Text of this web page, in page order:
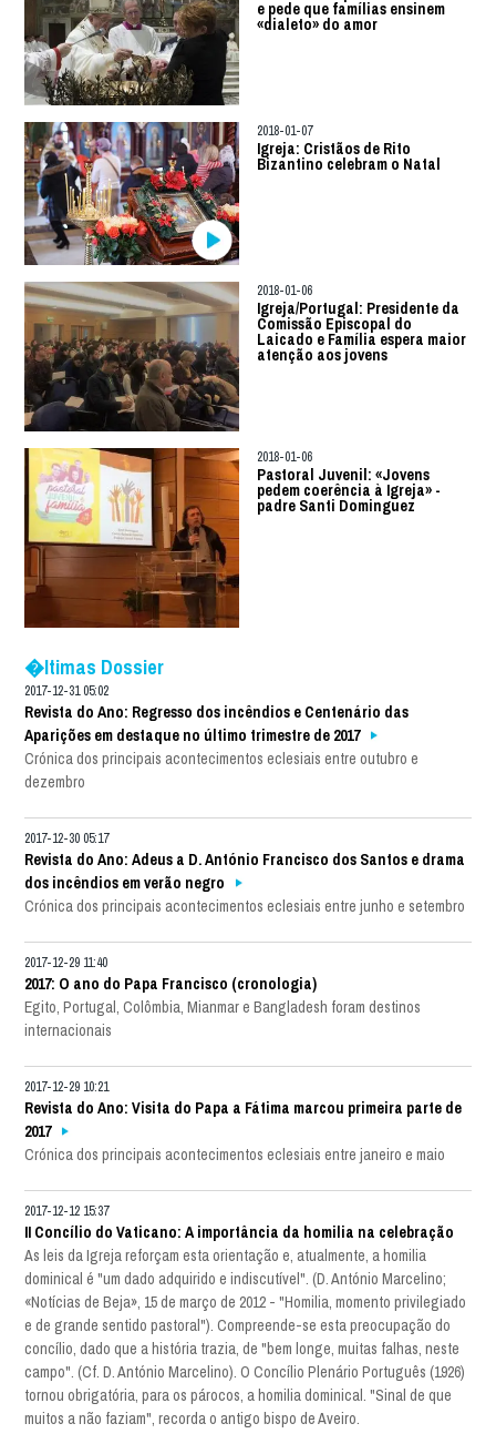
e pede que famílias ensinem
«dialeto» do amor
2018-01-07
Igreja: Cristãos de Rito
Bizantino celebram o Natal
2018-01-06
Igreja/Portugal: Presidente da
Comissão Episcopal do
Laicado e Família espera maior
atenção aos jovens
2018-01-06
Pastoral Juvenil: «Jovens
pedem coerência à Igreja» -
padre Santi Dominguez
�ltimas Dossier
2017-12-31 05:02
Revista do Ano: Regresso dos incêndios e Centenário das
Aparições em destaque no último trimestre de 2017
Crónica dos principais acontecimentos eclesiais entre outubro e
dezembro
2017-12-30 05:17
Revista do Ano: Adeus a D. António Francisco dos Santos e drama
dos incêndios em verão negro
Crónica dos principais acontecimentos eclesiais entre junho e setembro
2017-12-29 11:40
2017: O ano do Papa Francisco (cronologia)
Egito, Portugal, Colômbia, Mianmar e Bangladesh foram destinos
internacionais
2017-12-29 10:21
Revista do Ano: Visita do Papa a Fátima marcou primeira parte de
2017
Crónica dos principais acontecimentos eclesiais entre janeiro e maio
2017-12-12 15:37
II Concílio do Vaticano: A importância da homilia na celebração
As leis da Igreja reforçam esta orientação e, atualmente, a homilia
dominical é "um dado adquirido e indiscutível". (D. António Marcelino;
«Notícias de Beja», 15 de março de 2012 - "Homilia, momento privilegiado
e de grande sentido pastoral"). Compreende-se esta preocupação do
concílio, dado que a história trazia, de "bem longe, muitas falhas, neste
campo". (Cf. D. António Marcelino). O Concílio Plenário Português (1926)
tornou obrigatória, para os párocos, a homilia dominical. "Sinal de que
muitos a não faziam", recorda o antigo bispo de Aveiro.